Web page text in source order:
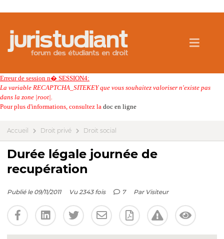
Erreur de session n� SESSION4:
La variable RECAPTCHA_SITEKEY que vous souhaitez valoriser n'existe pas
dans la zone |root|.
Pour plus d'informations, consultez la doc en ligne
Accueil Droit privé Droit social
Durée légale journée de
recupération
Publié le 09/11/2011 Vu 2343 fois 7 Par Visiteur